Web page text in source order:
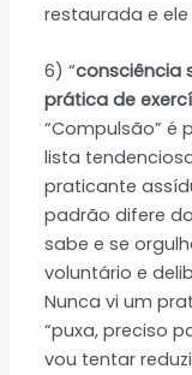
restaurada e
6) “consciência
prática de
“Compulsão” é
lista
praticante
padrão difere
sabe e se
voluntário e
Nunca vi um
“puxa, preciso
vou tentar